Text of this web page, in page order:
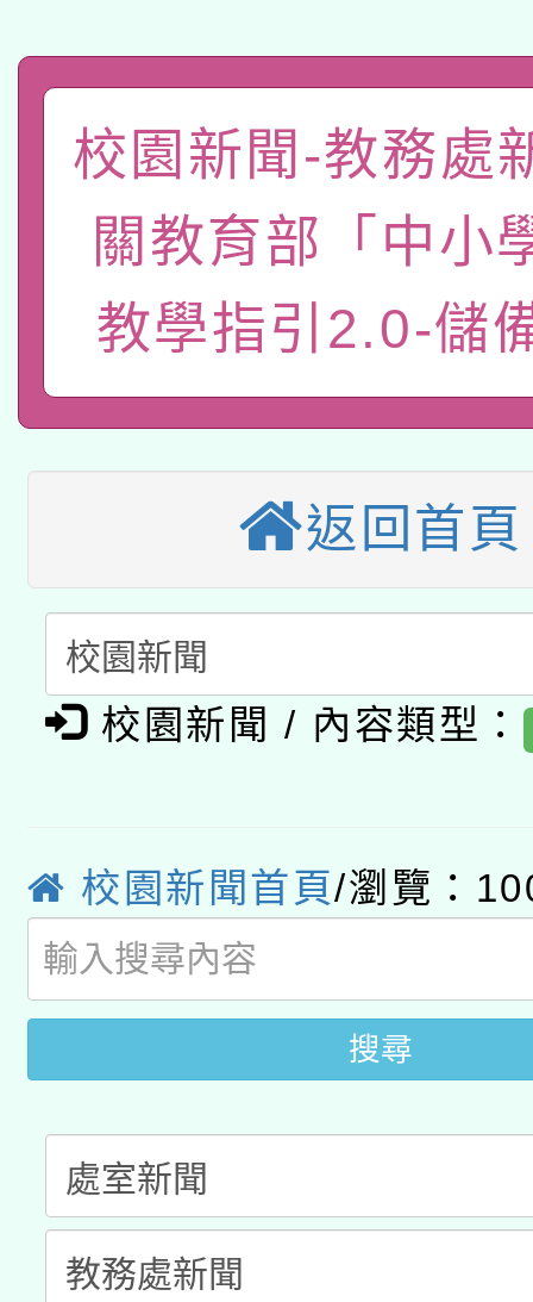
礎課程
A3數位素養講師名單
「數位內容與教學軟體
pilot」
薪期間赴陸應申請許可
轉知經濟部水利署委託
業技術研究院辦理「
用水績優單位及節水達
動」
115年8月22日(星期六
桃園市孔廟祈福系列
本校115學年度第2次
招甄選結果公告(無人
適應運動共學行動站研
本館辦理115年度閱讀
暨閱讀推動專業研習
科技賦能─人工智慧
礎課程
A3數位素養講師名單
「數位內容與教學軟
薪期間赴陸應申請許可
轉知經濟部水利署委託
業技術研究院辦理「
用水績優單位及節水達
115年8月22日(星期六
桃園市孔廟祈福系列
開 智慧啟航」
2026年桃園地景藝術
校園新聞-教務處
關教育部「中小
教學指引2.0-儲
返回首頁
校園新聞 / 內容類型：
校園新聞首頁/瀏覽：
搜尋